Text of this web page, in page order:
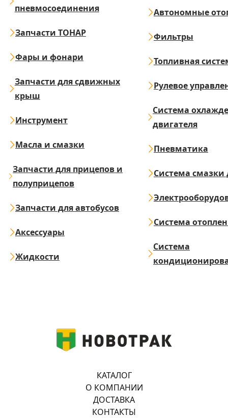
пневмосоединения
Запчасти ТОНАР
Фары и фонари
Запчасти для сдвижных
крыш
Инструмент
Масла и смазки
Запчасти для прицепов и
полуприцепов
Запчасти для автобусов
Аксессуары
Жидкости
Автономные
Фильтры
Топливная
Рулевое
Система
двигателя
Пневматика
Система смазки
Система
Система
КАТАЛОГ
О КОМПАНИИ
ДОСТАВКА
КОНТАКТЫ